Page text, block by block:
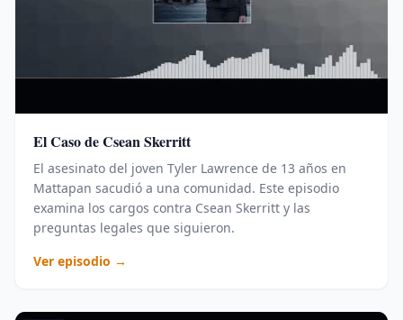
El Caso de Csean Skerritt
El asesinato del joven Tyler Lawrence de 13 años en
Mattapan sacudió a una comunidad. Este episodio
examina los cargos contra Csean Skerritt y las
preguntas legales que siguieron.
Ver episodio →